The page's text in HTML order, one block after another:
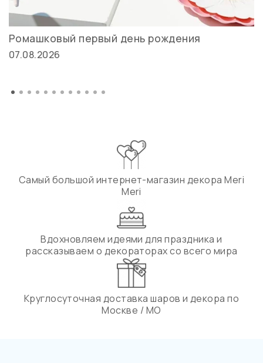
Ромашковый первый день рождения
07.08.2026
Самый большой интернет-магазин декора Meri
Meri
Вдохновляем идеями для праздника и
рассказываем о декораторах со всего мира
Круглосуточная доставка шаров и декора по
Москве / МО